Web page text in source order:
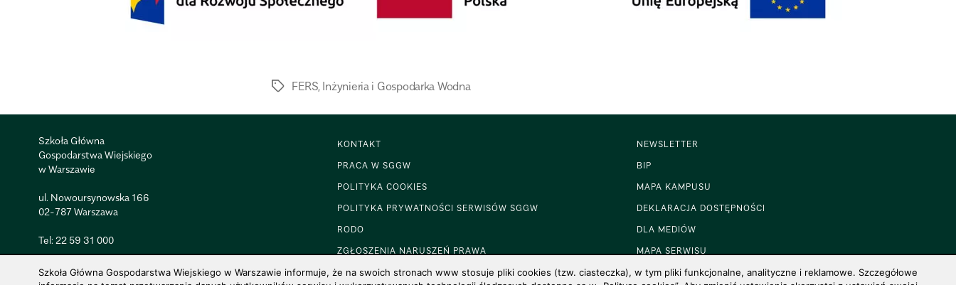
FERS, Inżynieria i Gospodarka Wodna
Szkoła Główna
Gospodarstwa Wiejskiego
w Warszawie
ul. Nowoursynowska 166
02-787 Warszawa
Tel: 22 59 31 000
KONTAKT
PRACA W SGGW
POLITYKA COOKIES
POLITYKA PRYWATNOŚCI SERWISÓW SGGW
RODO
ZGŁOSZENIA NARUSZEŃ PRAWA
NEWSLETTER
BIP
MAPA KAMPUSU
DEKLARACJA DOSTĘPNOŚCI
DLA MEDIÓW
MAPA SERWISU
Szkoła Główna Gospodarstwa Wiejskiego w Warszawie informuje, że na swoich stronach www stosuje pliki cookies (tzw. ciasteczka), w tym pliki funkcjonalne, analityczne i reklamowe. Szczegółowe